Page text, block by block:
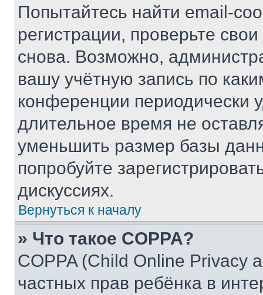
Попытайтесь найти email-
регистрации, проверьте
снова. Возможно,
вашу учётную запись по
конференции периодически
длительное время не
уменьшить размер базы
попробуйте
дискуссиях.
Вернуться к началу
» Что такое COPPA?
COPPA (Child Online Privacy
частных прав ребёнка в